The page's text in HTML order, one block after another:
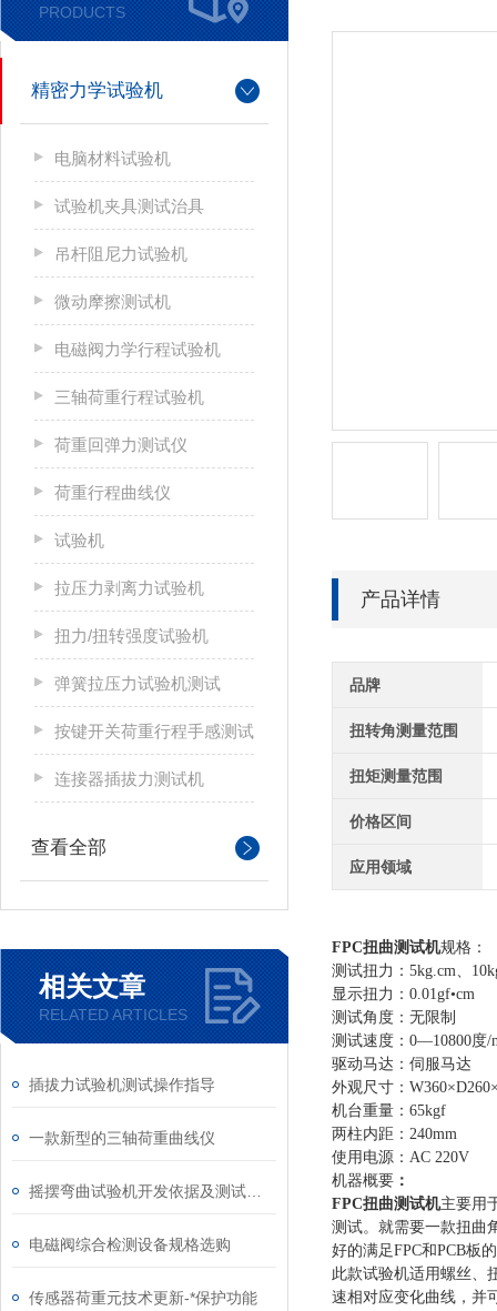
PRODUCTS
精密力学试验机
电脑材料试验机
试验机夹具测试治具
吊杆阻尼力试验机
微动摩擦测试机
电磁阀力学行程试验机
三轴荷重行程试验机
荷重回弹力测试仪
荷重行程曲线仪
试验机
拉压力剥离力试验机
扭力/扭转强度试验机
弹簧拉压力试验机测试
按键开关荷重行程手感测试
连接器插拔力测试机
查看全部
相关文章
RELATED ARTICLES
插拔力试验机测试操作指导
一款新型的三轴荷重曲线仪
电磁阀综合检测设备规格选购
传感器荷重元技术更新-*保护功能
产品详情
品牌
扭转角测量范围
扭矩测量范围
价格区间
应用领域
FPC扭曲测试机规格：
测试扭力 ： 5kg.cm、
显示扭力 ： 0.01gf•cm
测试角度 ：无限制
测试速度 ： 0—10800度/
驱动马达： 伺服马达
外观尺寸：
机台重量 ： 65kgf
两柱内距： 240mm
使用 电源： AC 220V
机器概要 ：
FPC扭曲测试机主要用
测试。就需要一款扭曲
好的满足FPC和PCB板
此款试验机适用螺丝、
速相对应变化曲线，并